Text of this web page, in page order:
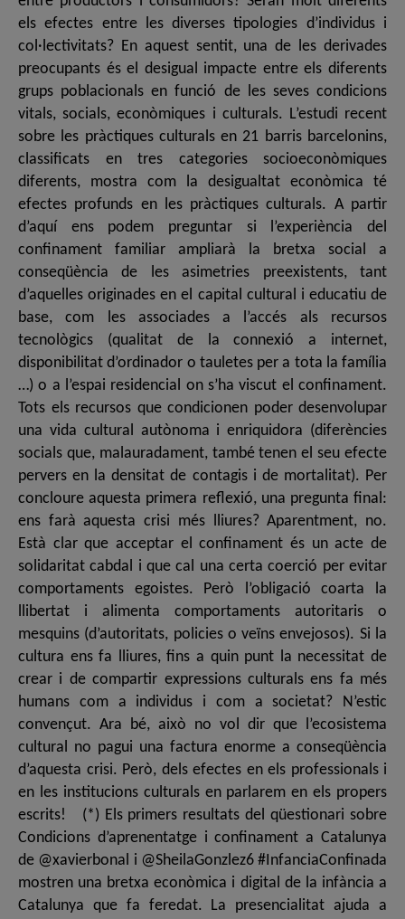
els efectes entre les diverses tipologies d’individus i
col·lectivitats? En aquest sentit, una de les derivades
preocupants és el desigual impacte entre els diferents
grups poblacionals en funció de les seves condicions
vitals, socials, econòmiques i culturals. L’estudi recent
sobre les pràctiques culturals en 21 barris barcelonins,
classificats en tres categories socioeconòmiques
diferents, mostra com la desigualtat econòmica té
efectes profunds en les pràctiques culturals. A partir
d’aquí ens podem preguntar si l’experiència del
confinament familiar ampliarà la bretxa social a
conseqüència de les asimetries preexistents, tant
d’aquelles originades en el capital cultural i educatiu de
base, com les associades a l’accés als recursos
tecnològics (qualitat de la connexió a internet,
disponibilitat d’ordinador o tauletes per a tota la família
…) o a l’espai residencial on s’ha viscut el confinament.
Tots els recursos que condicionen poder desenvolupar
una vida cultural autònoma i enriquidora (diferències
socials que, malauradament, també tenen el seu efecte
pervers en la densitat de contagis i de mortalitat). Per
concloure aquesta primera reflexió, una pregunta final:
ens farà aquesta crisi més lliures? Aparentment, no.
Està clar que acceptar el confinament és un acte de
solidaritat cabdal i que cal una certa coerció per evitar
comportaments egoistes. Però l’obligació coarta la
llibertat i alimenta comportaments autoritaris o
mesquins (d’autoritats, policies o veïns envejosos). Si la
cultura ens fa lliures, fins a quin punt la necessitat de
crear i de compartir expressions culturals ens fa més
humans com a individus i com a societat? N’estic
convençut. Ara bé, això no vol dir que l’ecosistema
cultural no pagui una factura enorme a conseqüència
d’aquesta crisi. Però, dels efectes en els professionals i
en les institucions culturals en parlarem en els propers
escrits! (*) Els primers resultats del qüestionari sobre
Condicions d’aprenentatge i confinament a Catalunya
de @xavierbonal i @SheilaGonzlez6 #InfanciaConfinada
mostren una bretxa econòmica i digital de la infància a
Catalunya que fa feredat. La presencialitat ajuda a